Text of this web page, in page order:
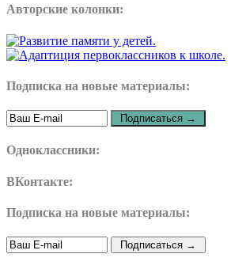
Авторские колонки:
Подписка на новые материалы:
Одноклассники:
ВКонтакте:
Подписка на новые материалы: